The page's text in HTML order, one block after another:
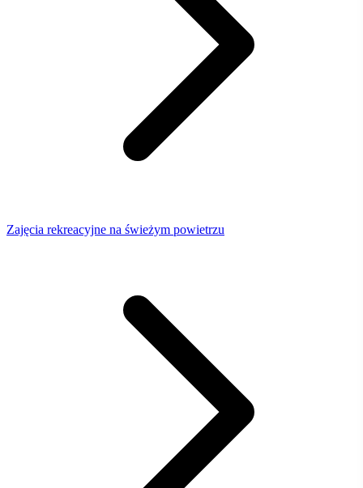
Zajęcia rekreacyjne na świeżym powietrzu